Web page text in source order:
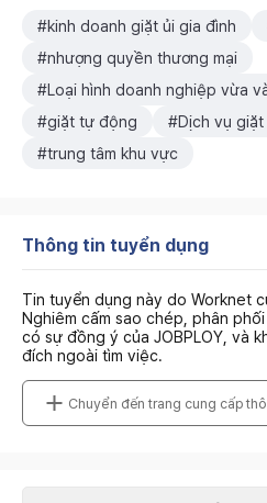
#kinh doanh giặt ủi gia đình
#nhượng quyền thương mại
#Loại hình doanh nghiệp vừa
#giặt tự động
#Dịch vụ
#trung tâm khu vực
Thông tin tuyển dụng
Tin tuyển dụng này do Worknet
Nghiêm cấm sao chép, phân
có sự đồng ý của JOBPLOY, và
đích ngoài tìm việc.
Chuyển đến trang cung cấp